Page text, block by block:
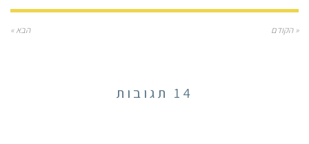
« הקודם הבא »
14 תגובות